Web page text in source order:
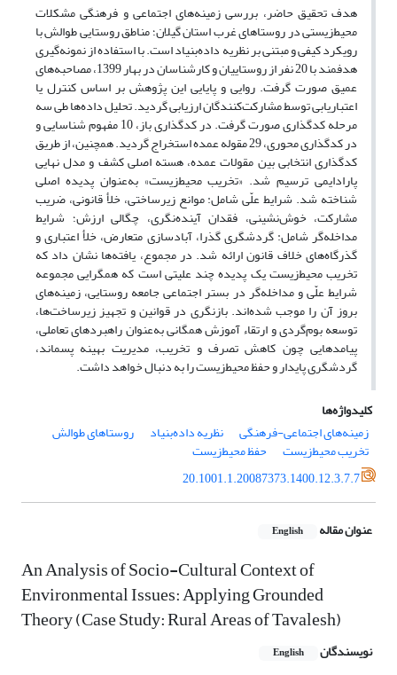
هدف تحقیق حاضر، بررسی زمینه‌های اجتماعی و فرهنگی مشکلات
محیط‌زیستی در روستاهای غرب استان گیلان؛ مناطق روستایی طوالش با
رویکرد کیفی و مبتنی بر نظریه داده‌بنیاد است. با استفاده از نمونه‌گیری
هدفمند با 20 نفر از روستاییان و کارشناسان در بهار 1399، مصاحبه‌های
عمیق صورت گرفت. روایی و پایایی این پژوهش بر اساس کنترل یا
اعتباریابی توسط مشارکت‌کنندگان ارزیابی گردید. تحلیل داده‌ها طی سه
مرحله کدگذاری صورت گرفت. در کدگذاری باز، 10 مفهوم شناسایی و
در کدگذاری محوری، 29 مقوله عمده استخراج گردید. همچنین، از طریق
کدگذاری انتخابی بین مقولات عمده، هسته اصلی کشف و مدل نهایی
پارادایمی ترسیم شد. «تخریب محیط‌زیست» به‌عنوان پدیده اصلی
شناخته شد. شرایط علّی شامل: موانع زیرساختی، خلأ قانونی، ضریب
مشارکت، خوش‌نشینی، فقدان آینده‌نگری، چگالی ارزش؛ شرایط
مداخله‌گر شامل: گردشگری گذرا، آبادسازی متعارض، خلأ اعتباری و
گذرگاه‌های خلاف قانون ارائه شد. در مجموع، یافته‌ها نشان داد که
تخریب محیط‌زیست یک پدیده چند علیتی است که همگرایی مجموعه‌
شرایط علّی و مداخله‌گر در بستر اجتماعی جامعه روستایی، زمینه‌های
بروز آن را موجب شده‌اند. بازنگری در قوانین و تجهیز زیرساخت‌ها،
توسعه بوم‌گردی و ارتقاء آموزش همگانی به‌عنوان راهبردهای تعاملی،
پیامدهایی چون کاهش تصرف و تخریب، مدیریت بهینه پسماند،
گردشگری پایدار و حفظ محیط‌زیست را به دنبال خواهد داشت.
کلیدواژه‌ها
زمینه‌های اجتماعی-فرهنگی
نظریه داده‌بنیاد روستاهای طوالش
تخریب محیط‌زیست
حفظ محیط‌زیست
20.1001.1.20087373.1400.12.3.7.7
عنوان مقاله English
An Analysis of Socio-Cultural Context of
Environmental Issues: Applying Grounded
Theory (Case Study: Rural Areas of Tavalesh)
نویسندگان English